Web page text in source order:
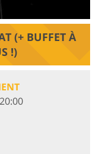
(+ BUFFET À
!)